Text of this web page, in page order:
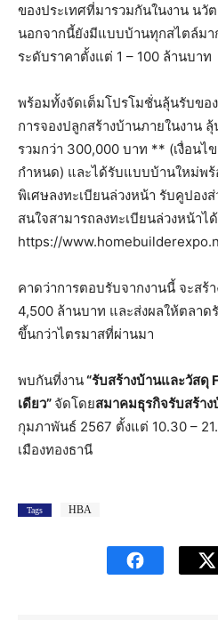
ของประเทศที่มารวมกันในงาน นวั
นอกจากนี้ยังมีแบบบ้านทุกสไตล์มา
ระดับราคาตั้งแต่ 1 – 100 ล้านบาท
พร้อมทั้งจัดเต็มโปรโมชั่นลุ้นรับขอ
การจองปลูกสร้างบ้านภายในงาน
รวมกว่า 300,000 บาท ** (เงื่อนไ
กำหนด) และได้รับแบบบ้านใหม่พ
พิเศษลงทะเบียนล่วงหน้า รับคูปอง
สนใจสามารถลงทะเบียนล่วงหน้าไ
https://
คาดว่าการตอบรับจากงานนี้ จะสร้
4,500 ล้านบาท และส่งผลให้ตลาด
ขึ้นกว่าไตรมาสที่ผ่านมา
พบกันที่งาน“รับสร้างบ้านและวัสดุ
เดียว” จัดโดยสมาคมธุรกิจรับสร้าง
กุมภาพันธ์ 2567 ตั้งแต่ 10.30 –
เมืองทองธานี
Tags HBA